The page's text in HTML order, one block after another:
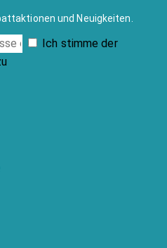
und Neuigkeiten.
Ich stimme der